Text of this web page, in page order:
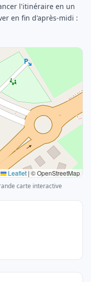
l'itinéraire en un
en fin d'après-midi :
Leaflet | © OpenStreetMap
carte interactive